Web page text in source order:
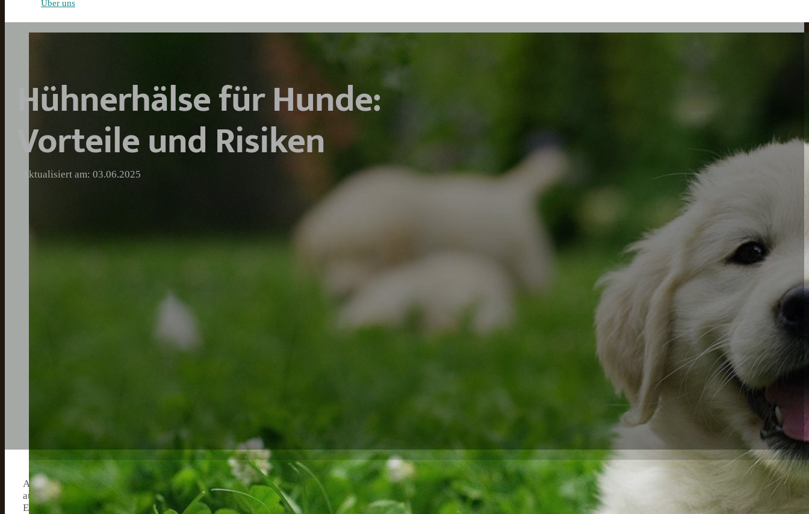
Über uns
Hühnerhälse für Hunde:
Vorteile und Risiken
Aktualisiert am: 03.06.2025
Als Hundebesitzer bin ich immer auf der Suche nach neuen Möglichkeiten, meine Hunde zu beschäftigen und ihnen eine gesunde und
ausgewogene Ernährung zu bieten. Eine Option, die ich kürzlich entdeckt habe, sind
Hühnerhälse für Hunde. Diese können eine großartige
Ergänzung zur Ernährung Ihres Hundes sein und ihm gleichzeitig helfen, seine Zähne zu reinigen und zu stärken.